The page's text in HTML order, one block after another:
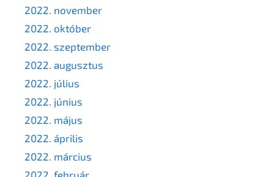
2022. november
2022. október
2022. szeptember
2022. augusztus
2022. július
2022. június
2022. május
2022. április
2022. március
2022. február